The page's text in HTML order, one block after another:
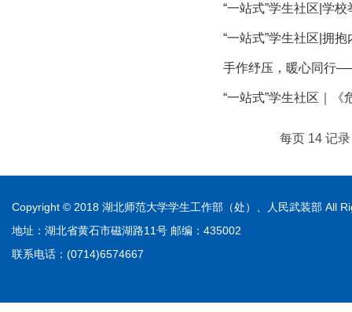
“一站式”学生社区|学
“一站式”学生社区|拥
手作纾压，暖心同行
“一站式”学生社区｜
每页 14 记
Copyright © 2018 湖北师范大学学生工作部（处）、人民武装部 All
地址：湖北省黄石市磁湖路11号 邮编：435002
联系电话：(0714)6574667